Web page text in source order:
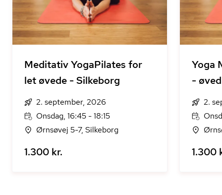
Meditativ YogaPilates for
let øvede - Silkeborg
2. september, 2026
Onsdag, 16:45 - 18:15
Ørnsøvej 5-7, Silkeborg
1.300 kr.
Yoga
-
2.
1.300